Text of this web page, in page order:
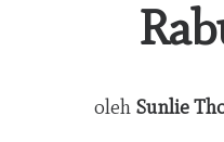
oleh Sunlie